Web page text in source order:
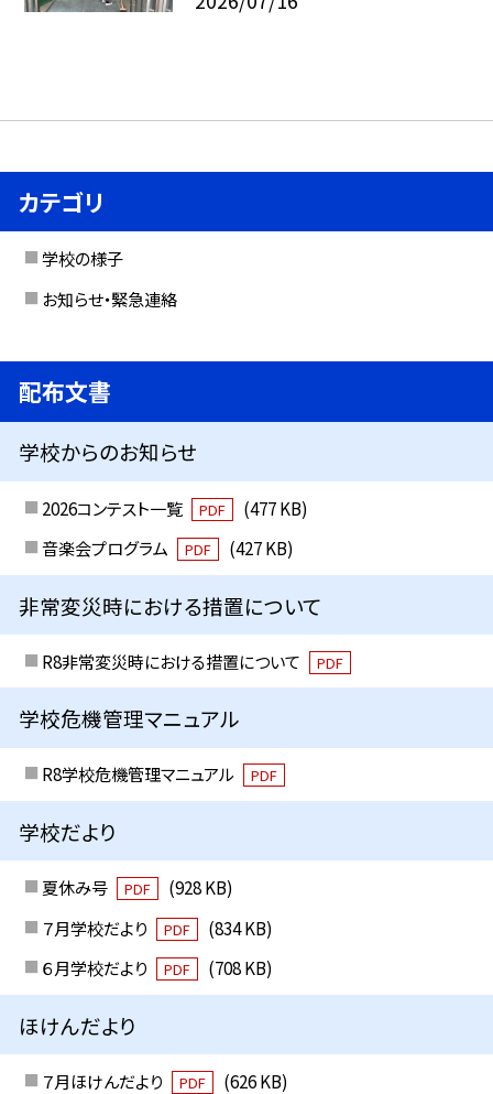
カテゴリ
学校の様子
お知らせ・緊急連絡
配布文書
学校からのお知らせ
2026コンテスト一覧 PDF
(477 KB)
音楽会プログラム
PDF (427 KB)
非常変災時における措置について
R8非常変災時における措置について PDF
学校危機管理マニュアル
R8学校危機管理マニュアル PDF
学校だより
夏休み号 PDF
(928 KB)
７月学校だより
PDF
(834 KB)
６月学校だより
PDF (708 KB)
ほけんだより
７月ほけんだより PDF
(626 KB)